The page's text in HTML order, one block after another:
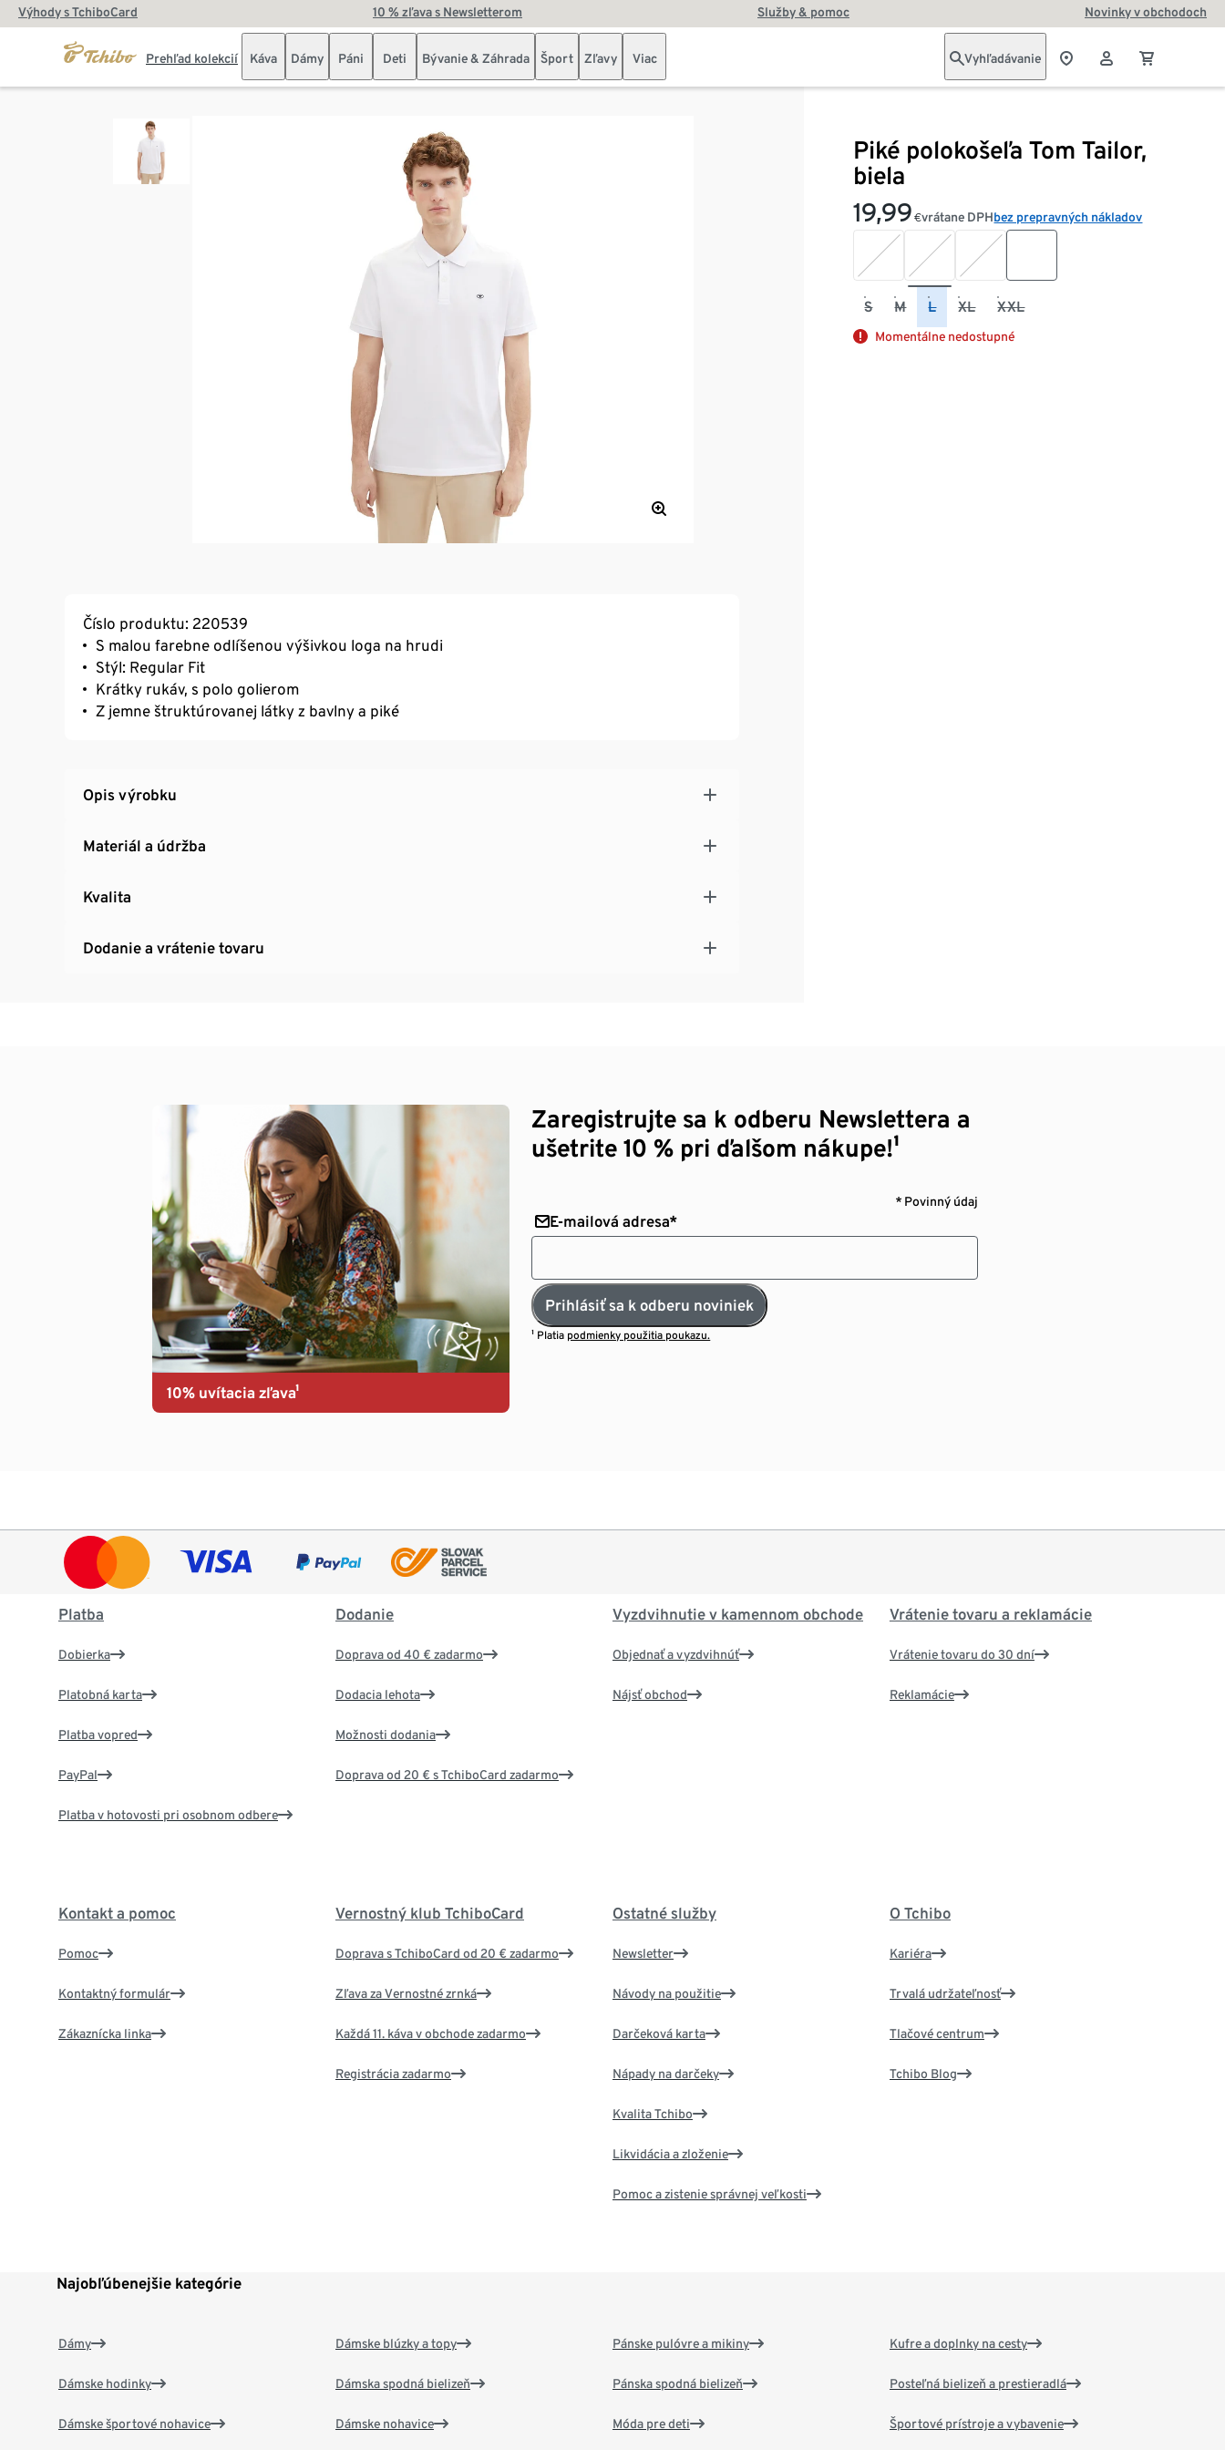
Výhody s TchiboCard 10 % zľava s Newsletterom Služby & pomoc Novinky v obchodoch
Prehľad kolekcií Káva Dámy Páni Deti Bývanie & Záhrada Šport Zľavy Viac Vyhľadávanie
Piké polokošeľa Tom Tailor,
biela
19,99 €vrátane DPHbez prepravných nákladov
S M L XL XXL
Momentálne nedostupné
Číslo produktu: 220539
S malou farebne odlíšenou výšivkou loga na hrudi
Stýl: Regular Fit
Krátky rukáv, s polo golierom
Z jemne štruktúrovanej látky z bavlny a piké
Opis výrobku
Materiál a údržba
Kvalita
Dodanie a vrátenie tovaru
10% uvítacia zľava¹
Zaregistrujte sa k odberu Newslettera a
ušetrite 10 % pri ďalšom nákupe!¹
* Povinný údaj
E-mailová adresa*
Prihlásiť sa k odberu noviniek
¹ Platia podmienky použitia poukazu.
Platba
Dobierka
Platobná karta
Platba vopred
PayPal
Platba v hotovosti pri osobnom odbere
Dodanie
Doprava od 40 € zadarmo
Dodacia lehota
Možnosti dodania
Doprava od 20 € s TchiboCard zadarmo
Vyzdvihnutie v kamennom obchode
Objednať a vyzdvihnúť
Nájsť obchod
Vrátenie tovaru a reklamácie
Vrátenie tovaru do 30 dní
Reklamácie
Kontakt a pomoc
Pomoc
Kontaktný formulár
Zákaznícka linka
Vernostný klub TchiboCard
Doprava s TchiboCard od 20 € zadarmo
Zľava za Vernostné zrnká
Každá 11. káva v obchode zadarmo
Registrácia zadarmo
Ostatné služby
Newsletter
Návody na použitie
Darčeková karta
Nápady na darčeky
Kvalita Tchibo
Likvidácia a zloženie
Pomoc a zistenie správnej veľkosti
O Tchibo
Kariéra
Trvalá udržateľnosť
Tlačové centrum
Tchibo Blog
Najobľúbenejšie kategórie
Dámy
Dámske hodinky
Dámske športové nohavice
Dámske blúzky a topy
Dámska spodná bielizeň
Dámske nohavice
Pánske pulóvre a mikiny
Pánska spodná bielizeň
Móda pre deti
Kufre a doplnky na cesty
Posteľná bielizeň a prestieradlá
Športové prístroje a vybavenie